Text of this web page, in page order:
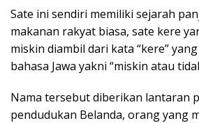
Sate ini sendiri memiliki sejarah
makanan rakyat biasa, sate kere
miskin diambil dari kata “kere”
bahasa Jawa yakni “miskin atau
Nama tersebut diberikan lantaran
pendudukan Belanda, orang yang